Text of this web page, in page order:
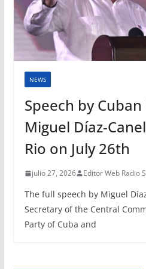
NEWS
Speech by
Miguel Díaz-
Rio on July 26th
julio 27, 2026 Editor Web Radio
The full speech by Miguel
Secretary of the Central
Party of Cuba and